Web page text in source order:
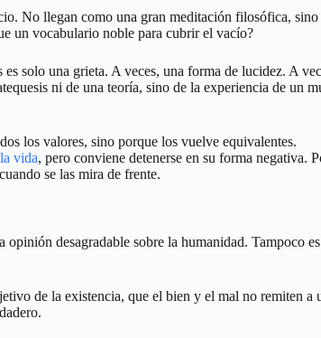
No llegan como una gran meditación filosófica,
un vocabulario noble para cubrir el vacío?
solo una grieta. A veces, una forma de lucidez. A
ni de una teoría, sino de la experiencia de un
los valores, sino porque los vuelve equivalentes.
vida, pero conviene detenerse en su forma negativa.
se las mira de frente.
desagradable sobre la humanidad. Tampoco
de la existencia, que el bien y el mal no remiten